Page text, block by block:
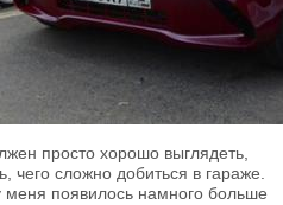
просто хорошо выглядеть,
чего сложно добиться в гараже.
появилось намного больше